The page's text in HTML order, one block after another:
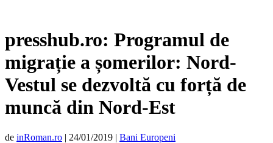
presshub.ro: Programul de
migrație a șomerilor: Nord-
Vestul se dezvoltă cu forță de
muncă din Nord-Est
de inRoman.ro | 24/01/2019 | Bani Europeni